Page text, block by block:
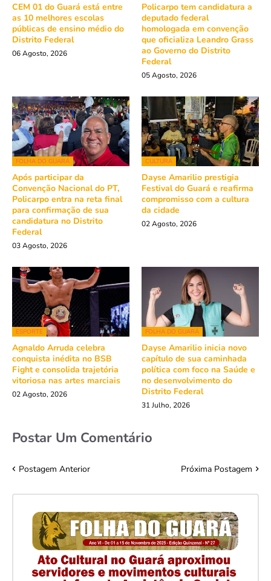
CEM 01 do Guará está entre
as 10 melhores escolas
públicas de ensino médio do
Distrito Federal
06 Agosto, 2026
Policarpo tem candidatura a
deputado federal
homologada em convenção
que oficializa Leandro Grass
ao Governo do Distrito
Federal
05 Agosto, 2026
FOLHA DO GUARÁ
Após participar da
Convenção Nacional do PT,
Policarpo entra na reta final
para confirmação de sua
candidatura no Distrito
Federal
03 Agosto, 2026
CULTURA
Dayse Amarilio prestigia
Festival do Guará e reafirma
compromisso com a cultura
da cidade
02 Agosto, 2026
ESPORTE
Agnaldo Arruda celebra
conquista inédita no BSB
Fight e consolida trajetória
vitoriosa nas artes marciais
02 Agosto, 2026
FOLHA DO GUARÁ
Dayse Amarilio inicia novo
capítulo de sua caminhada
política com foco na Saúde e
no desenvolvimento do
Distrito Federal
31 Julho, 2026
Postar Um Comentário
Postagem Anterior Próxima Postagem